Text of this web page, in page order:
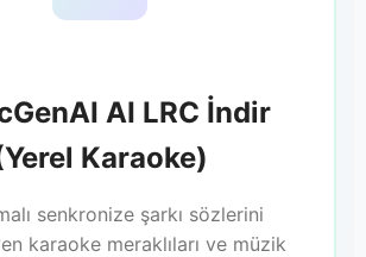
AI LRC İndir
Karaoke)
senkronize şarkı sözlerini
karaoke meraklıları ve müzik